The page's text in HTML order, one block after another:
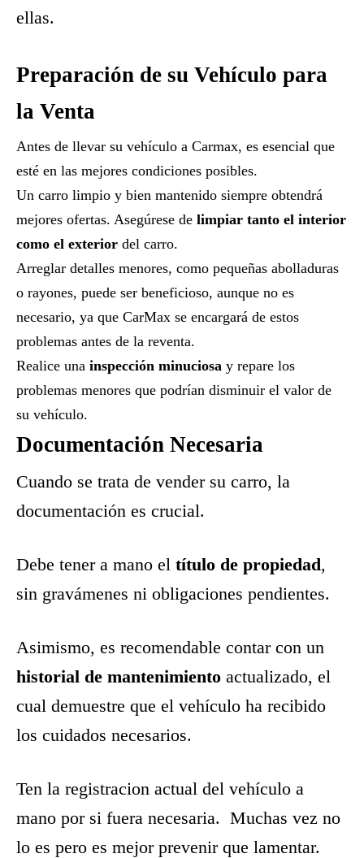
ellas.
Preparación de su Vehículo para
la Venta
Antes de llevar su vehículo a Carmax, es esencial que
esté en las mejores condiciones posibles.
Un carro limpio y bien mantenido siempre obtendrá
mejores ofertas. Asegúrese de limpiar tanto el interior
como el exterior del carro.
Arreglar detalles menores, como pequeñas abolladuras
o rayones, puede ser beneficioso, aunque no es
necesario, ya que CarMax se encargará de estos
problemas antes de la reventa.
Realice una inspección minuciosa y repare los
problemas menores que podrían disminuir el valor de
su vehículo.
Documentación Necesaria
Cuando se trata de vender su carro, la
documentación es crucial.
Debe tener a mano el título de propiedad,
sin gravámenes ni obligaciones pendientes.
Asimismo, es recomendable contar con un
historial de mantenimiento actualizado, el
cual demuestre que el vehículo ha recibido
los cuidados necesarios.
Ten la registracion actual del vehículo a
mano por si fuera necesaria. Muchas vez no
lo es pero es mejor prevenir que lamentar.